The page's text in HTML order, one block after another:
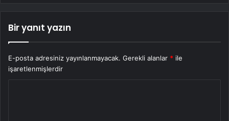
Bir yanıt yazın
E-posta adresiniz yayınlanmayacak. Gerekli alanlar * ile
işaretlenmişlerdir